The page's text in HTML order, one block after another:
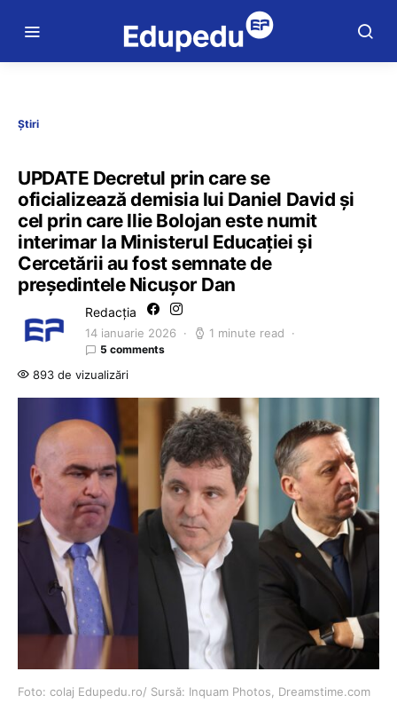
Știri
UPDATE Decretul prin care se
oficializează demisia lui Daniel David și
cel prin care Ilie Bolojan este numit
interimar la Ministerul Educației și
Cercetării au fost semnate de
președintele Nicușor Dan
Redacția
14 ianuarie 2026 1 minute read
5 comments
893 de vizualizări
Foto: colaj Edupedu.ro/ Sursă: Inquam Photos, Dreamstime.com